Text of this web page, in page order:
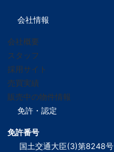
会社情報
会社概要
スタッフ
採用サイト
売買実績
販売中の物件情報
免許・認定
免許番号
国土交通大臣(3)第8248号